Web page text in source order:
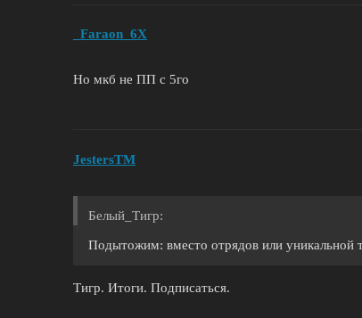
_Faraon_6X
Но мкб не ПП с 5го
JestersTM
Белый_Tигр:
Подытожим: вместо отрядов или уникальной
Тигр. Итоги. Подписаться.